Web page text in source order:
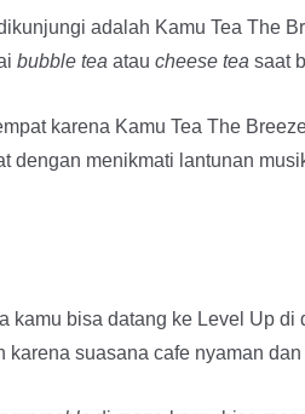
adalah Kamu Tea The
bubble tea atau cheese tea saat
karena Kamu Tea The
dengan menikmati lantunan
kamu bisa datang ke Level Up
suasana cafe nyaman